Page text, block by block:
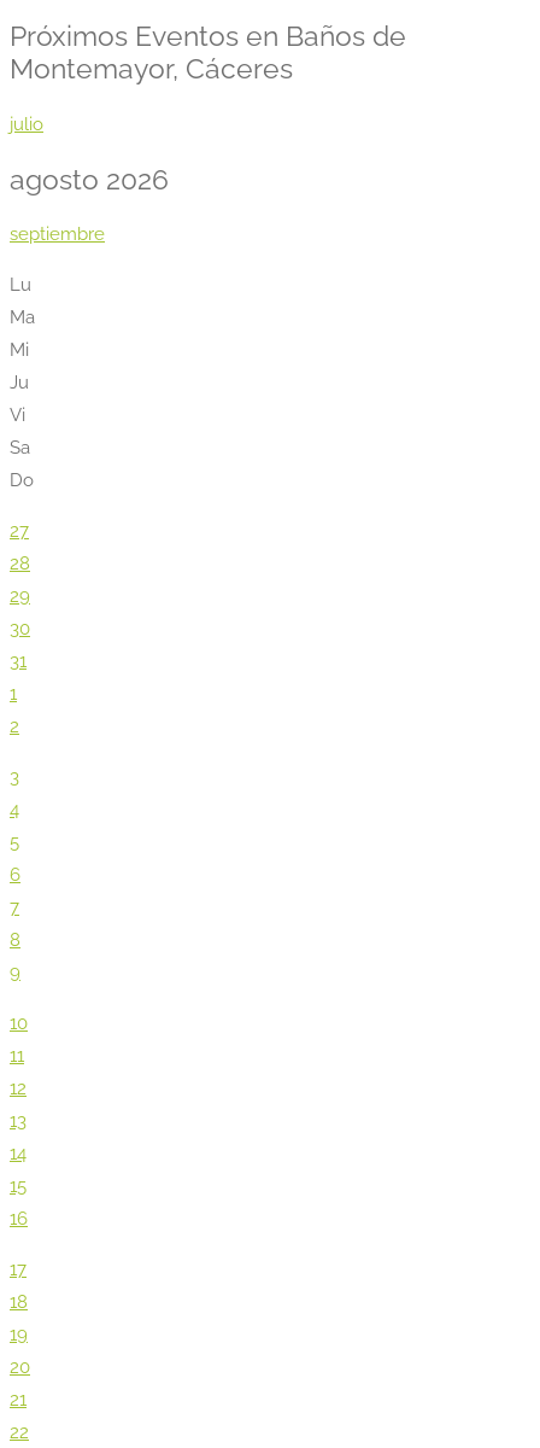
Próximos Eventos en Baños de
Montemayor, Cáceres
julio
agosto 2026
septiembre
Lu
Ma
Mi
Ju
Vi
Sa
Do
27
28
29
30
31
1
2
3
4
5
6
7
8
9
10
11
12
13
14
15
16
17
18
19
20
21
22